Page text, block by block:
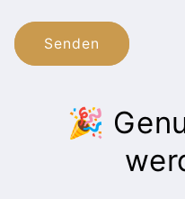
Senden
🎉